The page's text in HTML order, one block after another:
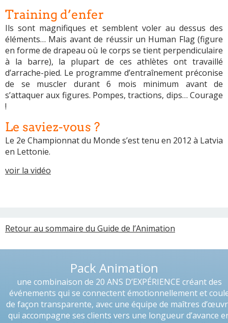
Training d’enfer
Ils sont magnifiques et semblent voler au dessus des
éléments… Mais avant de réussir un Human Flag (figure
en forme de drapeau où le corps se tient perpendiculaire
à la barre), la plupart de ces athlètes ont travaillé
d’arrache-pied. Le programme d’entraînement préconise
de se muscler durant 6 mois minimum avant de
s’attaquer aux figures. Pompes, tractions, dips… Courage
!
Le saviez-vous ?
Le 2e Championnat du Monde s’est tenu en 2012 à Latvia
en Lettonie.
voir la vidéo
Retour au sommaire du Guide de l’Animation
Pack Animation
une combinaison de 20 ANS D’EXPÉRIENCE créant des
événements qui se connectent émotionnellement et
de façon transparente, avec une équipe de maîtres
qui accompagne ses clients vers une longueur d’avance